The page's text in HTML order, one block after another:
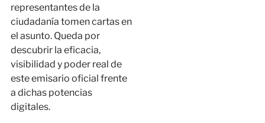
representantes de la
ciudadanía tomen cartas en
el asunto. Queda por
descubrir la eficacia,
visibilidad y poder real de
este emisario oficial frente
a dichas potencias
digitales.